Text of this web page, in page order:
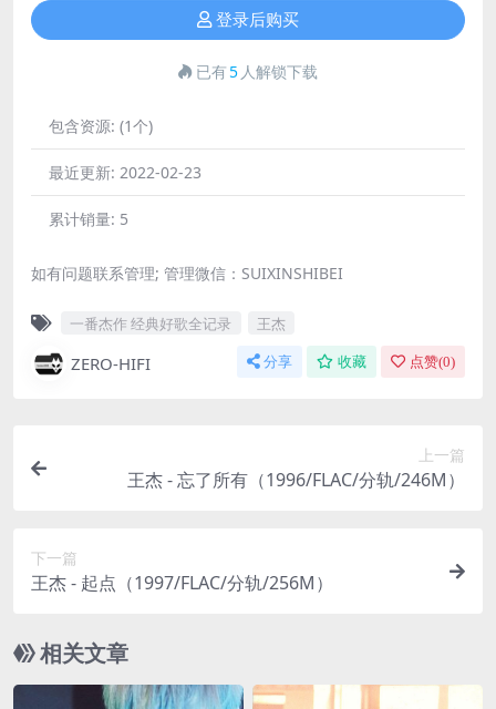
登录后购买
已有5 人解锁下载
包含资源: (1个)
最近更新: 2022-02-23
累计销量: 5
如有问题联系管理; 管理微信：SUIXINSHIBEI
一番杰作 经典好歌全记录 王杰
ZERO-HIFI 分享 收藏 点赞(0)
上一篇
王杰 - 忘了所有（1996/FLAC/分轨/246M）
下一篇
王杰 - 起点（1997/FLAC/分轨/256M）
相关文章